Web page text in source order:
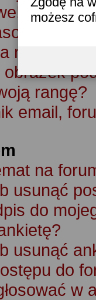
możesz
ale
na liście!
rangę?
email,
na
usunąć
do
usunąć
do
w